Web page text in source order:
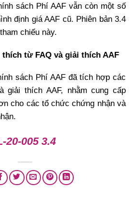
sách Phí AAF vẫn còn một số
định giá AAF cũ. Phiên bản 3.4
chiếu này.
từ FAQ và giải thích AAF
sách Phí AAF đã tích hợp các
giải thích AAF, nhằm cung cấp
cho các tổ chức chứng nhận và
20-005 3.4